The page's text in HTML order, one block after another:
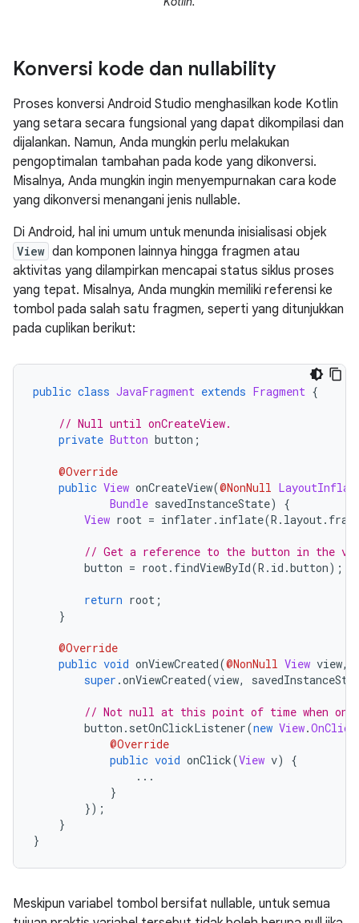
Konversi kode dan nullability
Proses konversi Android Studio menghasilkan kode Kotlin
yang setara secara fungsional yang dapat dikompilasi dan
dijalankan. Namun, Anda mungkin perlu melakukan
pengoptimalan tambahan pada kode yang dikonversi.
Misalnya, Anda mungkin ingin menyempurnakan cara kode
yang dikonversi menangani jenis nullable.
Di Android, hal ini umum untuk menunda inisialisasi objek
View dan komponen lainnya hingga fragmen atau
aktivitas yang dilampirkan mencapai status siklus proses
yang tepat. Misalnya, Anda mungkin memiliki referensi ke
tombol pada salah satu fragmen, seperti yang ditunjukkan
pada cuplikan berikut:
public class JavaFragment extends Fragment {
// Null until onCreateView.
private Button button ;
@Override
public View onCreateView(@NonNull
Bundle savedInstanceState)
{
View root = inflater . inflate(R . layout.
// Get a reference to the button in the
button = root. findViewById(R . id .button);
return root ;
}
@Override
public void onViewCreated(@NonNull View view,
super .onViewCreated(view,
// Not null at this point of time when
button . setOnClickListener(new View.
@Override
public void onClick(View v)
{
...
}
});
}
}
Meskipun variabel tombol bersifat nullable, untuk semua